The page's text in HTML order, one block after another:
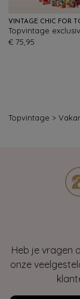
€ 75,95
Topvintage >
Heb je vragen
onze